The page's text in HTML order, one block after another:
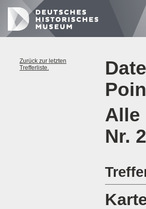
Zurück zur letzten
Trefferliste.
Alle
Nr.